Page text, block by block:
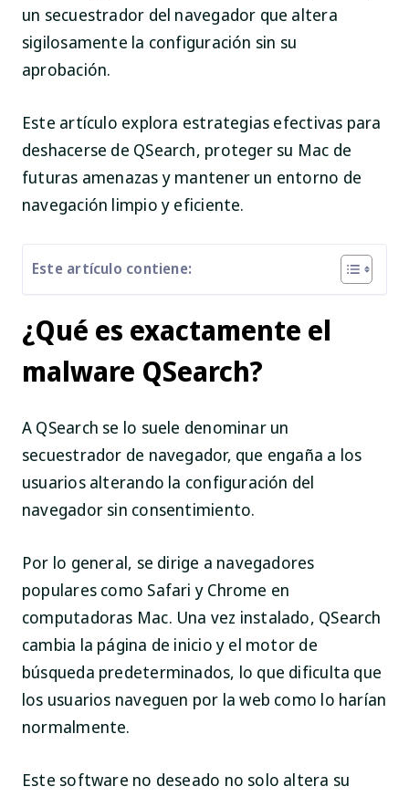
un secuestrador del navegador que altera
sigilosamente la configuración sin su
aprobación.
Este artículo explora estrategias efectivas para
deshacerse de QSearch, proteger su Mac de
futuras amenazas y mantener un entorno de
navegación limpio y eficiente.
Este artículo contiene:
¿Qué es exactamente el
malware QSearch?
A QSearch se lo suele denominar un
secuestrador de navegador, que engaña a los
usuarios alterando la configuración del
navegador sin consentimiento.
Por lo general, se dirige a navegadores
populares como Safari y Chrome en
computadoras Mac. Una vez instalado, QSearch
cambia la página de inicio y el motor de
búsqueda predeterminados, lo que dificulta que
los usuarios naveguen por la web como lo harían
normalmente.
Este software no deseado no solo altera su